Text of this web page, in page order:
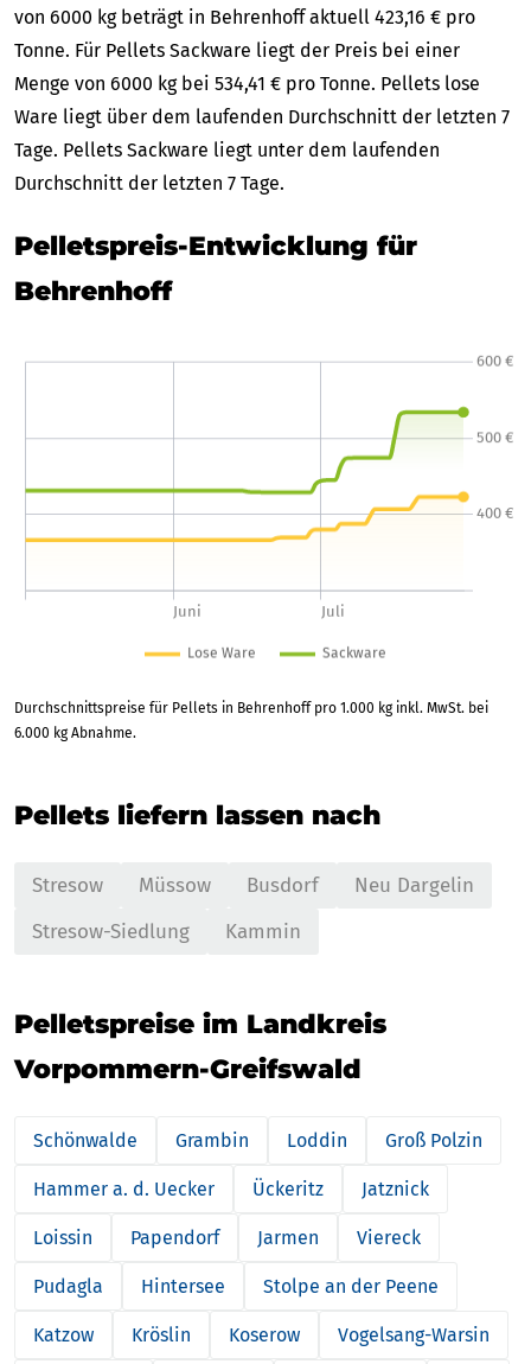
von 6000 kg beträgt in Behrenhoff aktuell 423,16 € pro
Tonne. Für Pellets Sackware liegt der Preis bei einer
Menge von 6000 kg bei 534,41 € pro Tonne. Pellets lose
Ware liegt über dem laufenden Durchschnitt der letzten 7
Tage. Pellets Sackware liegt unter dem laufenden
Durchschnitt der letzten 7 Tage.
Pelletspreis-Entwicklung für
Behrenhoff
Durchschnittspreise für Pellets in Behrenhoff pro 1.000 kg inkl. MwSt. bei
6.000 kg Abnahme.
Pellets liefern lassen nach
Stresow Müssow Busdorf
Neu Dargelin
Stresow-Siedlung
Kammin
Pelletspreise im Landkreis
Vorpommern-Greifswald
Schönwalde Grambin Loddin Groß Polzin
Hammer a. d. Uecker Ückeritz Jatznick
Loissin Papendorf Jarmen Viereck
Pudagla Hintersee Stolpe an der Peene
Katzow Kröslin Koserow Vogelsang-Warsin